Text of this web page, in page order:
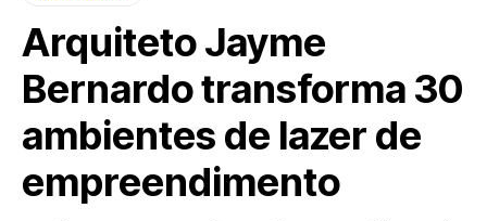
Arquiteto Jayme
Bernardo transforma 30
ambientes de lazer de
empreendimento